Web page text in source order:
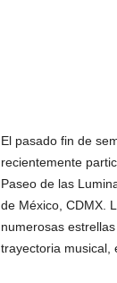
El pasado fin de
recientemente
Paseo de las
de México, CDMX.
numerosas
trayectoria musical,